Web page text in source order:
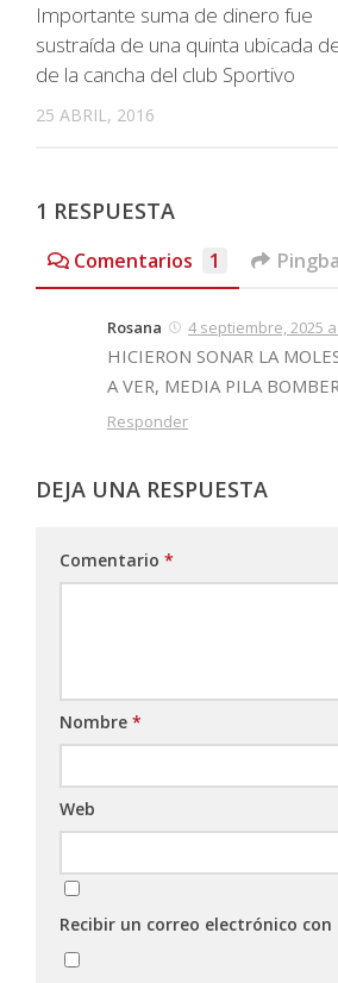
Importante suma de dinero fue
sustraída de una quinta ubicada
de la cancha del club Sportivo
25 ABRIL, 2016
1 RESPUESTA
Comentarios 1
Rosana 4 septiembre, 2025
HICIERON SONAR LA
A VER, MEDIA PILA
Responder
DEJA UNA RESPUESTA
Comentario *
Nombre *
Web
Recibir un correo electrónico